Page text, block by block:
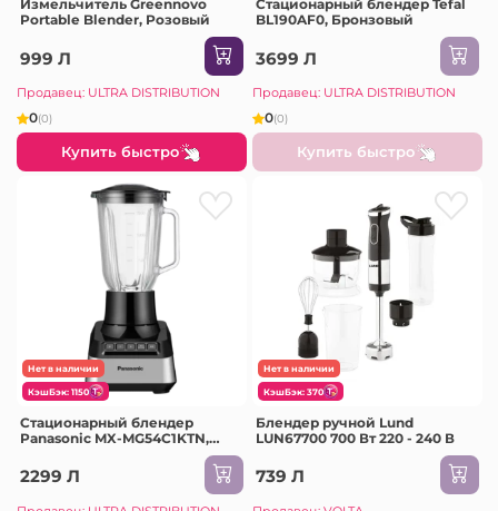
Измельчитель Greennovo
Portable Blender, Розовый
999 Л
Продавец: ULTRA DISTRIBUTION
0(0)
Купить быстро
Стационарный блендер Tefal
BL190AF0, Бронзовый
3699 Л
Продавец: ULTRA DISTRIBUTION
0(0)
Купить быстро
Нет в наличии
КэшБэк: 1150
Стационарный блендер
Panasonic MX-MG54C1KTN,
2299 Л
Нет в наличии
КэшБэк: 370
Блендер ручной Lund
LUN67700 700 Вт 220 - 240 В
739 Л